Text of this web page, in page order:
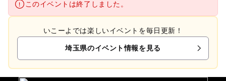
このイベントは終了しました。
いこーよでは楽しいイベントを毎日更新！
埼玉県のイベント情報を見る